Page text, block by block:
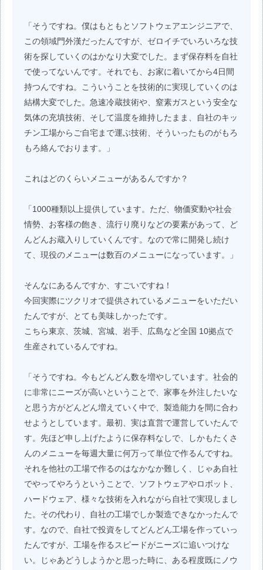
「そうですね。僕はもともとソフトウェアエンジニアで、
この領域門外漢だったんですが、ゼロイチでいろいろな技
術を探していくのはかなり大変でした。まず保存料を自社
で使ってないんです。それでも、お家に着いてから4日間
持つんですね。こういうことを技術的に実現していくのは
結構大変でした。急速冷蔵技術や、窒素ガスという安全な
気体の充填技術、そして温度を維持したまま、自社のキッ
チン工場からご自宅まで運ぶ技術、そういったものがもろ
もろ絡んでおります。」
これはどのくらいメニューがあるんですか？
「1000種類以上提供しています。ただ、物価変動や社会
情勢、お客様の飽き、流行り廃りなどの要素があって、ど
んどんお蔵入りしていくんです。なので常に開発し続け
て、現役のメニューは数百のメニューになっています。」
そんなにあるんですか、すごいですね！
今回実際にツクリオで提供されているメニューをいただい
たんですが、とても美味しかったです。
こちら東京、茨城、宮城、岩手、広島など全国 10拠点で
生産されているんですね。
「そうですね。今もどんどん数を増やしています。社会的
に非常にニーズが高いということで、家事を外注したいな
と思う方がどんどん増えていく中で、製造能力を間に合わ
せようとしています。最初、実は直営で運営していたんで
す。先ほど申し上げたように保存料なしで、しかもたくさ
んのメニューを毎週大量に何万って単位で作るんですね。
それを他社の工場で作るのはなかなか難しく、じゃあ自社
でやってやろうということで、ソフトウェアやロボット、
ハードウェア、様々な技術を入れながら自社で実現しまし
た。その代わり、自社の工場でしか製造できなかったんで
す。なので、自社で投資をしてどんどん工場を作っていっ
たんですが、工場を作るスピードがニーズに追いつけな
い。じゃあどうしようかと思った時に、ある程度既にノウ